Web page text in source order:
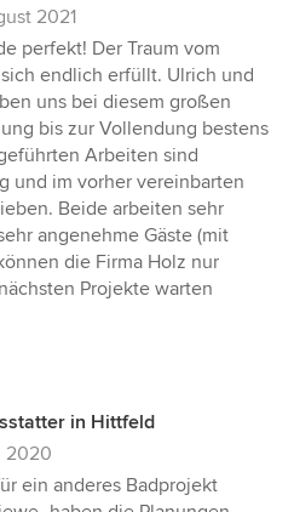
2021
perfekt! Der Traum vom
endlich erfüllt. Ulrich und
uns bei diesem großen
bis zur Vollendung bestens
Arbeiten sind
und im vorher vereinbarten
Beide arbeiten sehr
angenehme Gäste (mit
die Firma Holz nur
Projekte warten
in Hittfeld
2020
ein anderes Badprojekt